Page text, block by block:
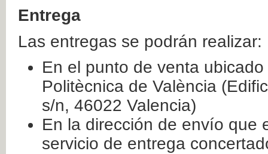
Entrega
Las entregas se podrán realizar:
En el punto de venta
Politècnica de València
s/n, 46022 Valencia)
En la dirección de envío que
servicio de entrega